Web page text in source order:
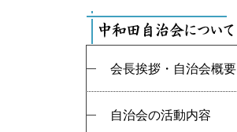
会長挨拶・自治会概要
自治会の活動内容